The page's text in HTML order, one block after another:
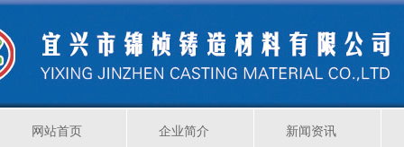
网站首页 企业简介 新闻资讯